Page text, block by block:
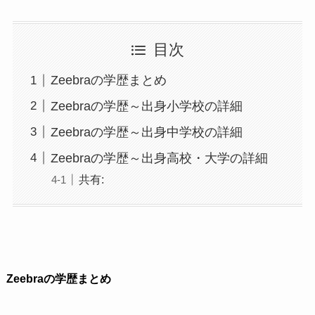
目次
Zeebraの学歴まとめ
Zeebraの学歴～出身小学校の詳細
Zeebraの学歴～出身中学校の詳細
Zeebraの学歴～出身高校・大学の詳細
共有:
Zeebraの学歴まとめ